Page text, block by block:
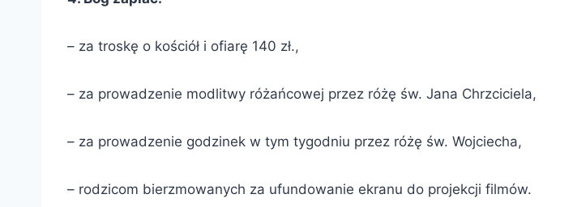
– za troskę o kościół i ofiarę 140 zł.,
– za prowadzenie modlitwy różańcowej przez różę św. Jana Chrzciciela,
– za prowadzenie godzinek w tym tygodniu przez różę św. Wojciecha,
– rodzicom bierzmowanych za ufundowanie ekranu do projekcji filmów.